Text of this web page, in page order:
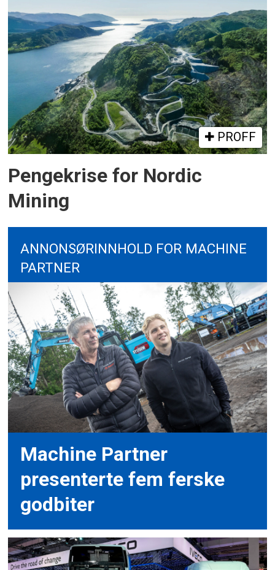
PROFF
Pengekrise for Nordic
Mining
ANNONSØRINNHOLD FOR MACHINE
PARTNER
Machine Partner
presenterte fem ferske
godbiter